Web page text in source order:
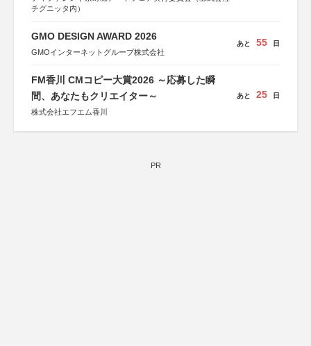
チグニッタ内）
GMO DESIGN AWARD 2026
GMOインターネットグループ株式会社
あと 55 日
FM香川 CMコピー大賞2026 ～応募した瞬
間、あなたもクリエイター～
株式会社エフエム香川
あと 25 日
PR